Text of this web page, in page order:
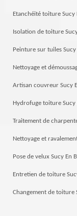
Etanchéité toiture Sucy
Isolation de toiture
Peinture sur tuiles
Nettoyage et
Artisan couvreur Sucy
Hydrofuge toiture Sucy
Traitement de
Nettoyage et
Pose de velux Sucy En
Entretien de toiture
Changement de toiture